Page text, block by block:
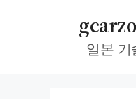
일본 기